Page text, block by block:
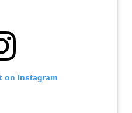
on Instagram